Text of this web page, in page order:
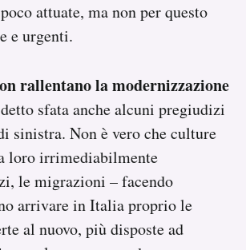
attuate, ma non per questo
e urgenti.
rallentano la modernizzazione
sfata anche alcuni pregiudizi
sinistra. Non è vero che culture
loro irrimediabilmente
le migrazioni – facendo
arrivare in Italia proprio le
al nuovo, più disposte ad